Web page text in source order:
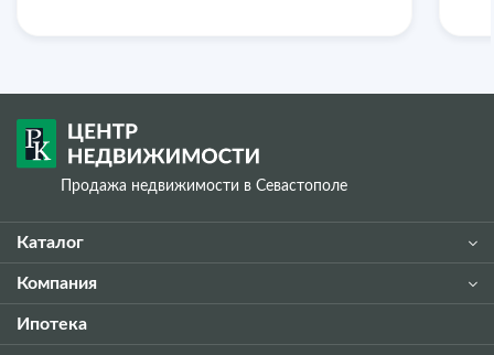
Продажа недвижимости в Севастополе
Каталог
Компания
Ипотека